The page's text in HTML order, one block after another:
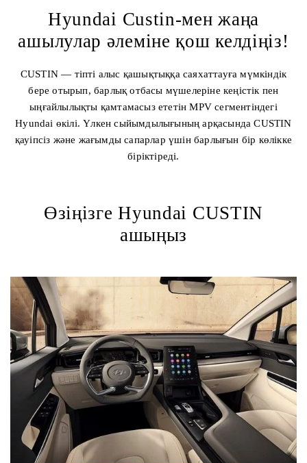
Hyundai Custin-мен жаңа
ашылулар әлеміне қош келдіңіз!
CUSTIN — тіпті алыс қашықтыққа саяхаттауға мүмкіндік
бере отырып, барлық отбасы мүшелеріне кеңістік пен
ыңғайлылықты қамтамасыз ететін MPV сегментіндегі
Hyundai өкілі. Үлкен сыйымдылығының арқасында CUSTIN
қауіпсіз және жағымды сапарлар үшін барлығын бір көлікке
біріктіреді.
Өзіңізге Hyundai CUSTIN
ашыңыз